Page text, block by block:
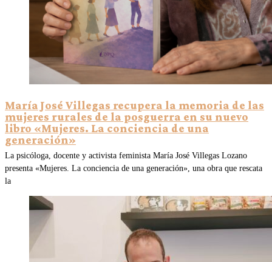
María José Villegas recupera la memoria de las
mujeres rurales de la posguerra en su nuevo
libro «Mujeres. La conciencia de una
generación»
La psicóloga, docente y activista feminista María José Villegas Lozano
presenta «Mujeres. La conciencia de una generación», una obra que rescata
la